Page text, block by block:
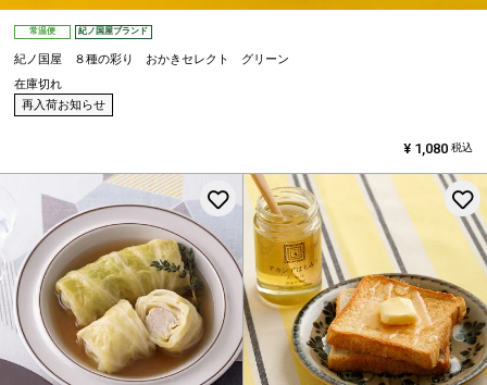
常温便 紀ノ国屋ブランド
紀ノ国屋 ８種の彩り おかきセレクト グリーン
在庫切れ
再入荷お知らせ
¥ 1,080 税込
お気に入りに登録する